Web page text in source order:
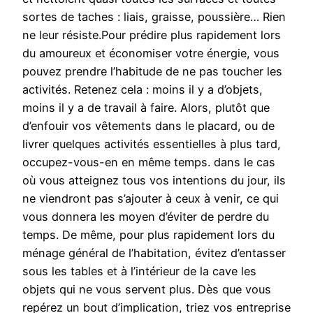
sortes de taches : liais, graisse, poussière… Rien
ne leur résiste.Pour prédire plus rapidement lors
du amoureux et économiser votre énergie, vous
pouvez prendre l’habitude de ne pas toucher les
activités. Retenez cela : moins il y a d’objets,
moins il y a de travail à faire. Alors, plutôt que
d’enfouir vos vêtements dans le placard, ou de
livrer quelques activités essentielles à plus tard,
occupez-vous-en en même temps. dans le cas
où vous atteignez tous vos intentions du jour, ils
ne viendront pas s’ajouter à ceux à venir, ce qui
vous donnera les moyen d’éviter de perdre du
temps. De même, pour plus rapidement lors du
ménage général de l’habitation, évitez d’entasser
sous les tables et à l’intérieur de la cave les
objets qui ne vous servent plus. Dès que vous
repérez un bout d’implication, triez vos entreprise